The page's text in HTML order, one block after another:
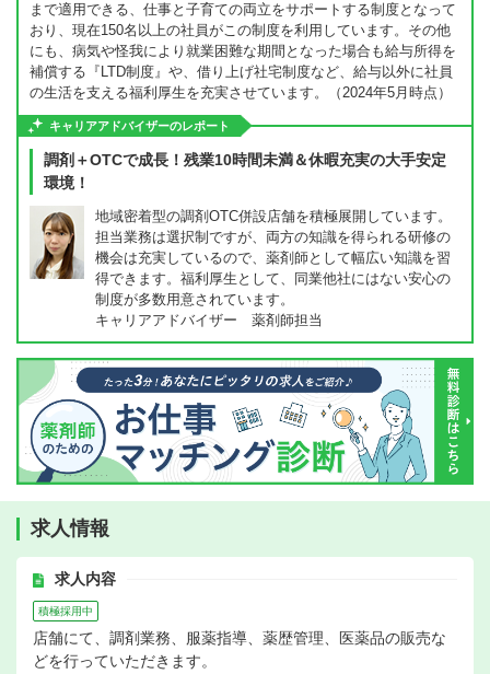
まで適用できる、仕事と子育ての両立をサポートする制度となって
おり、現在150名以上の社員がこの制度を利用しています。その他
にも、病気や怪我により就業困難な期間となった場合も給与所得を
補償する『LTD制度』や、借り上げ社宅制度など、給与以外に社員
の生活を支える福利厚生を充実させています。（2024年5月時点）
キャリアアドバイザーのレポート
調剤＋OTCで成長！残業10時間未満＆休暇充実の大手安定
環境！
地域密着型の調剤OTC併設店舗を積極展開しています。
担当業務は選択制ですが、両方の知識を得られる研修の
機会は充実しているので、薬剤師として幅広い知識を習
得できます。福利厚生として、同業他社にはない安心の
制度が多数用意されています。
キャリアアドバイザー 薬剤師担当
求人情報
求人内容
積極採用中
店舗にて、調剤業務、服薬指導、薬歴管理、医薬品の販売な
どを行っていただきます。